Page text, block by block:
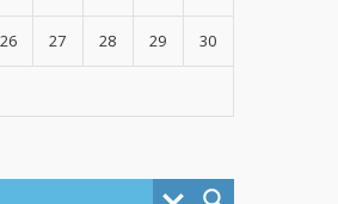
26 27 28 29 30